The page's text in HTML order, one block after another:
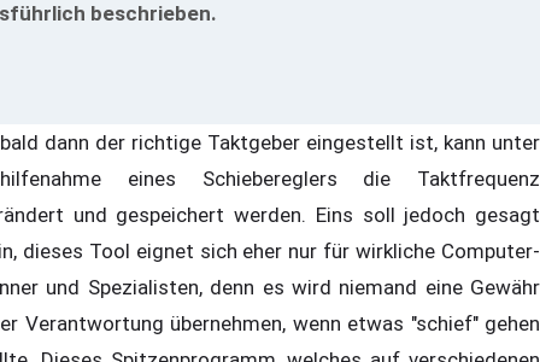
beschrieben.
dann der richtige Taktgeber eingestellt ist, kann unter
eines Schiebereglers die Taktfrequenz
und gespeichert werden. Eins soll jedoch gesagt
dieses Tool eignet sich eher nur für wirkliche Computer-
und Spezialisten, denn es wird niemand eine Gewähr
Verantwortung übernehmen, wenn etwas "schief" gehen